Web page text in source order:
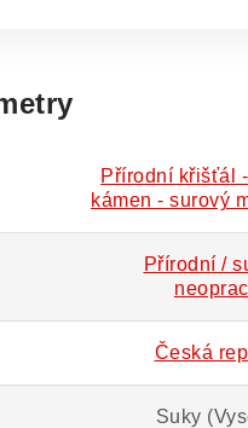
Přírodní křišťál
kámen - surový
Přírodní /
Česká
Suky